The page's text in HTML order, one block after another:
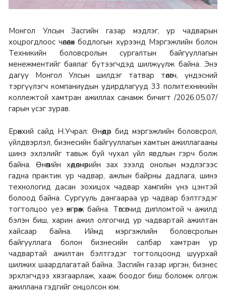
Монгол Улсын Засгийн газар мэдлэг, ур чадварын
хоцрогдлоос чөлөөлөх бодлогын хүрээнд Мэргэжлийн болон
Техникийн боловсролын сургалтын байгууллагын
менежментийг баялаг бүтээгчдэд шилжүүлж байна. Энэ
дагуу Монгол Улсын шилдэг татвар төлөгч, үндэсний
тэргүүлэгч компаниудын удирдлагууд 33 политехникийн
коллежтой хамтран ажиллах санамж бичигт /2026.05.07/
гарын үсэг зурав.
Ерөнхий сайд Н.Учрал: Өнөөдөр бид мэргэжлийн боловсрол,
үйлдвэрлэл, бизнесийн байгууллагын хамтын ажиллагааны
шинэ эхлэлийг тавьж буй чухал үйл явдлын гэрч болж
байна. Өнөөгийн хөдөлмөрийн зах зээлд онолын мэдлэгээс
гадна практик ур чадвар, ажлын байрны дадлага, шинэ
технологид дасан зохицох чадвар хамгийн үнэ цэнтэй
болоод байна. Сургууль дангаараа ур чадвар бэлтгэдэг
тогтолцоо үеэ өнгөрөөж байна. Төгсөгчид дипломтой ч ажилд
бэлэн биш, харин ажил олгогчид ур чадвартай ажилтан
хайсаар байна. Иймд мэргэжлийн боловсролын
байгууллага болон бизнесийн салбар хамтран ур
чадвартай ажилтан бэлтгэдэг тогтолцоонд шуурхай
шилжих шаардлагатай байна. Засгийн газар иргэн, бизнес
эрхлэгчдээ хязгаарлаж, хааж боодог биш боломж олгож
ажиллана гэдгийг онцолсон юм.